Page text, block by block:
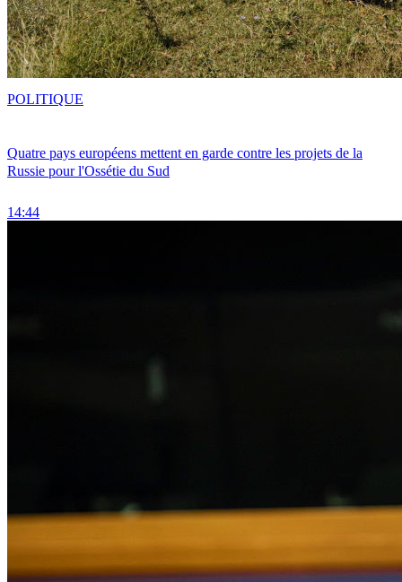
Quatre pays européens mettent en garde contre les projets de la
Russie pour l'Ossétie du Sud
14:44
POLITIQUE